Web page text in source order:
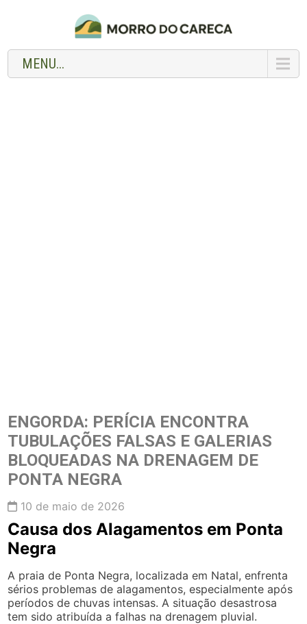
MENU...
ENGORDA: PERÍCIA ENCONTRA
TUBULAÇÕES FALSAS E GALERIAS
BLOQUEADAS NA DRENAGEM DE
PONTA NEGRA
10 de maio de 2026
Causa dos Alagamentos em Ponta
Negra
A praia de Ponta Negra, localizada em Natal, enfrenta
sérios problemas de alagamentos, especialmente após
períodos de chuvas intensas. A situação desastrosa
tem sido atribuída a falhas na drenagem pluvial.